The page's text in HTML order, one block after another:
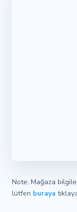
Note: Mağaza
lütfen buraya